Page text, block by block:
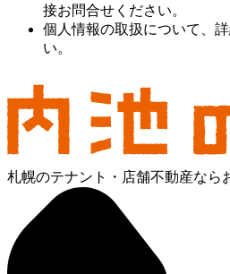
接お問合せください。
個人情報の取扱について、
い。
札幌のテナント・店舗不動産なら